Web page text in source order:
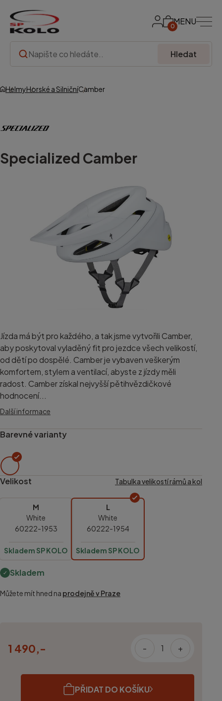
0MENU
Hledat
HelmyHorské a SilničníCamber
Specialized Camber
Jízda má být pro každého, a tak jsme vytvořili Camber,
aby poskytoval vyladěný fit pro jezdce všech velikostí,
od dětí po dospělé. Camber je vybaven veškerým
komfortem, stylem a ventilací, abyste z jízdy měli
radost. Camber získal nejvyšší pětihvězdičkové
hodnocení...
Další informace
Barevné varianty
Velikost Tabulka velikostí rámů a kol
M
White
60222-1953
Skladem SP KOLO
L
White
60222-1954
Skladem SP KOLO
Skladem
Můžete mít hned na prodejně v Praze
1 490,- - +
PŘIDAT DO KOŠÍKU